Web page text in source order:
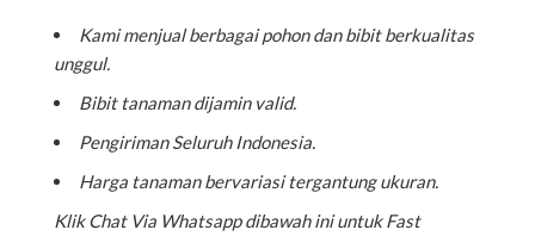
Kami menjual berbagai pohon dan bibit berkualitas
unggul.
Bibit tanaman dijamin valid.
Pengiriman Seluruh Indonesia.
Harga tanaman bervariasi tergantung ukuran.
Klik Chat Via Whatsapp dibawah ini untuk Fast